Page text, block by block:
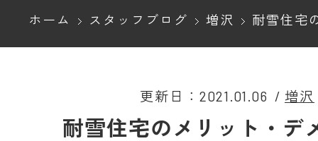
ホーム スタッフブログ 増沢 耐雪住宅の
更新日：2021.01.06 / 増沢
耐雪住宅のメリット・デ